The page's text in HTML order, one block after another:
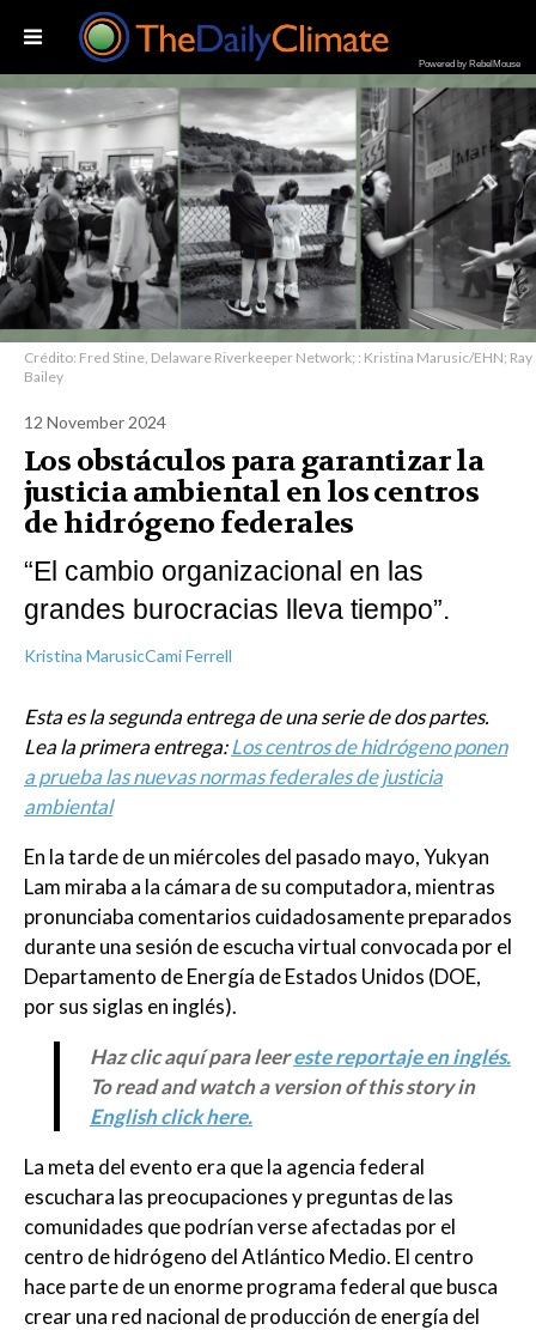
Powered by RebelMouse
Crédito: Fred Stine, Delaware Riverkeeper Network; : Kristina Marusic/EHN; Ray
Bailey
12 November 2024
Los obstáculos para garantizar la
justicia ambiental en los centros
de hidrógeno federales
“El cambio organizacional en las
grandes burocracias lleva tiempo”.
Kristina MarusicCami Ferrell
Esta es la segunda entrega de una serie de dos partes.
Lea la primera entrega:Los centros de hidrógeno ponen
a prueba las nuevas normas federales de justicia
ambiental
En la tarde de un miércoles del pasado mayo, Yukyan
Lam miraba a la cámara de su computadora, mientras
pronunciaba comentarios cuidadosamente preparados
durante una sesión de escucha virtual convocada por el
Departamento de Energía de Estados Unidos (DOE,
por sus siglas en inglés).
Haz clic aquí para leereste reportaje en inglés.
To read and watch a version of this story in
English click here.
La meta del evento era que la agencia federal
escuchara las preocupaciones y preguntas de las
comunidades que podrían verse afectadas por el
centro de hidrógeno del Atlántico Medio. El centro
hace parte de un enorme programa federal que busca
crear una red nacional de producción de energía del